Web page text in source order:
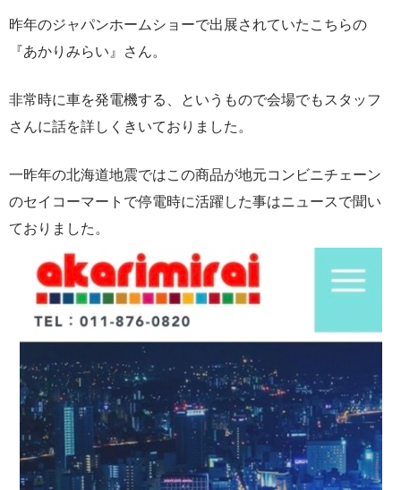
昨年のジャパンホームショーで出展されていたこちらの
『あかりみらい』さん。
非常時に車を発電機する、というもので会場でもスタッフ
さんに話を詳しくきいておりました。
一昨年の北海道地震ではこの商品が地元コンビニチェーン
のセイコーマートで停電時に活躍した事はニュースで聞い
ておりました。